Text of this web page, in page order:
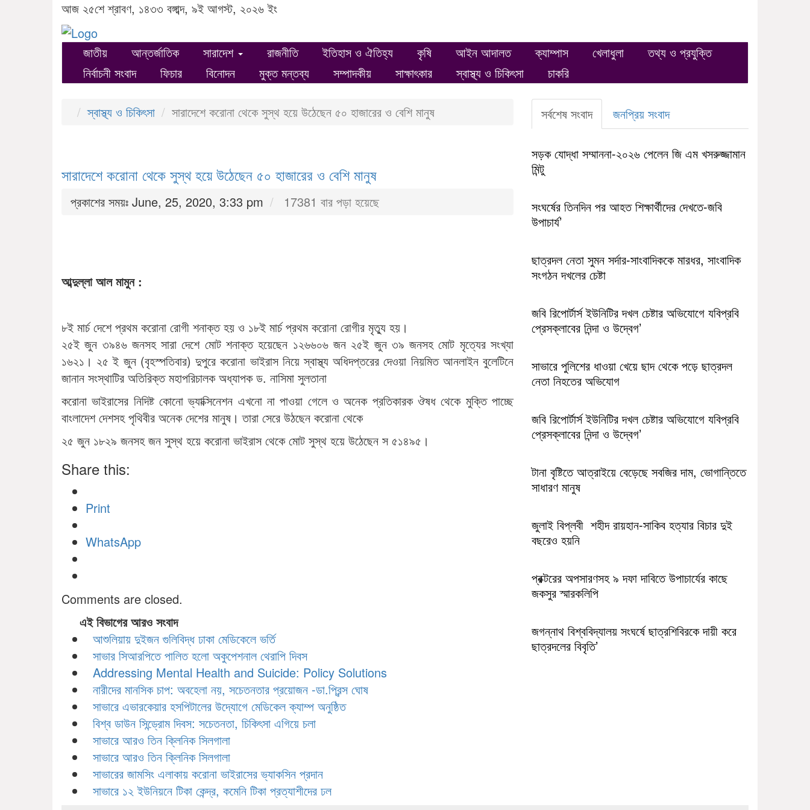
আজ ২৫শে শ্রাবণ, ১৪৩৩ বঙ্গাব্দ, ৯ই আগস্ট, ২০২৬ ইং
জাতীয় আন্তর্জাতিক সারাদেশ রাজনীতি ইতিহাস ও ঐতিহ্য কৃষি আইন আদালত ক্যাম্পাস খেলাধুলা
তথ্য ও প্রযুক্তি
নির্বাচনী সংবাদ
ফিচার বিনোদন মুক্ত মন্তব্য সম্পাদকীয় সাক্ষাৎকার স্বাস্থ্য ও চিকিৎসা চাকরি
স্বাস্থ্য ও চিকিৎসা সারাদেশে করোনা থেকে সুস্থ হয়ে উঠেছেন ৫০ হাজারের ও বেশি মানুষ
সারাদেশে করোনা থেকে সুস্থ হয়ে উঠেছেন ৫০ হাজারের ও বেশি মানুষ
প্রকাশের সময়ঃ June, 25, 2020, 3:33 pm 17381 বার পড়া হয়েছে
আব্দুল্লা আল মামুন :
৮ই মার্চ দেশে প্রথম করোনা রোগী শনাক্ত হয় ও ১৮ই মার্চ প্রথম করোনা রোগীর মৃত্যু হয়।
২৫ই জুন ৩৯৪৬ জনসহ সারা দেশে মোট শনাক্ত হয়েছেন ১২৬৬০৬ জন ২৫ই জুন ৩৯ জনসহ মোট মৃত্যের সংখ্যা
১৬২১। ২৫ ই জুন (বৃহস্পতিবার) দুপুরে করোনা ভাইরাস নিয়ে স্বাস্থ্য অধিদপ্তরের দেওয়া নিয়মিত আনলাইন বুলেটিনে
জানান সংস্থাটির অতিরিক্ত মহাপরিচালক অধ্যাপক ড. নাসিমা সুলতানা
করোনা ভাইরাসের নিদিষ্ট কোনো ভ্যাক্সিনেশন এখনো না পাওয়া গেলে ও অনেক প্রতিকারক ঔষধ থেকে মুক্তি পাচ্ছে
বাংলাদেশ দেশসহ পৃথিবীর অনেক দেশের মানুষ। তারা সেরে উঠছেন করোনা থেকে
২৫ জুন ১৮২৯ জনসহ জন সুস্থ হয়ে করোনা ভাইরাস থেকে মোট সুস্থ হয়ে উঠেছেন স ৫১৪৯৫।
Share this:
Print
WhatsApp
Comments are closed.
এই বিভাগের আরও সংবাদ
আশুলিয়ায় দুইজন গুলিবিদ্ধ ঢাকা মেডিকেলে ভর্তি
সাভার সিআরপিতে পালিত হলো অকুপেশনাল থেরাপি দিবস
Addressing Mental Health and Suicide: Policy Solutions
নারীদের মানসিক চাপ: অবহেলা নয়, সচেতনতার প্রয়োজন -ডা.প্রিন্স ঘোষ
সাভারে এভারকেয়ার হসপিটালের উদ্যোগে মেডিকেল ক্যাম্প অনুষ্ঠিত
বিশ্ব ডাউন সিন্ড্রোম দিবস: সচেতনতা, চিকিৎসা এগিয়ে চলা
সাভারে আরও তিন ক্লিনিক সিলগালা
সাভারে আরও তিন ক্লিনিক সিলগালা
সাভারের জামসিং এলাকায় করোনা ভাইরাসের ভ্যাকসিন প্রদান
সাভারে ১২ ইউনিয়নে টিকা কেন্দ্র, কমেনি টিকা প্রত্যাশীদের ঢল
সর্বশেষ সংবাদ জনপ্রিয় সংবাদ
সড়ক যোদ্ধা সম্মাননা-২০২৬ পেলেন জি এম খসরুজ্জামান
মিন্টু
সংঘর্ষের তিনদিন পর আহত শিক্ষার্থীদের দেখতে-জবি
উপাচার্য’
ছাত্রদল নেতা সুমন সর্দার-সাংবাদিককে মারধর, সাংবাদিক
সংগঠন দখলের চেষ্টা
জবি রিপোর্টার্স ইউনিটির দখল চেষ্টার অভিযোগে যবিপ্রবি
প্রেসক্লাবের নিন্দা ও উদ্বেগ’
সাভারে পুলিশের ধাওয়া খেয়ে ছাদ থেকে পড়ে ছাত্রদল
নেতা নিহতের অভিযোগ
জবি রিপোর্টার্স ইউনিটির দখল চেষ্টার অভিযোগে যবিপ্রবি
প্রেসক্লাবের নিন্দা ও উদ্বেগ’
টানা বৃষ্টিতে আত্রাইয়ে বেড়েছে সবজির দাম, ভোগান্তিতে
সাধারণ মানুষ
জুলাই বিপ্লবী শহীদ রায়হান-সাকিব হত্যার বিচার দুই
বছরেও হয়নি
প্রক্টরের অপসারণসহ ৯ দফা দাবিতে উপাচার্যের কাছে
জকসুর স্মারকলিপি
জগন্নাথ বিশ্ববিদ্যালয় সংঘর্ষে ছাত্রশিবিরকে দায়ী করে
ছাত্রদলের বিবৃতি’